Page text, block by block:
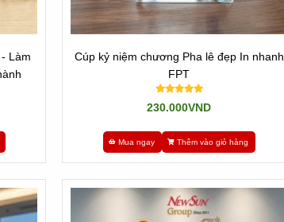
Làm
Cúp kỷ niệm chương Pha lê đẹp In nhanh
FPT
230.000VND
Mua ngay Thêm vào giỏ hàng